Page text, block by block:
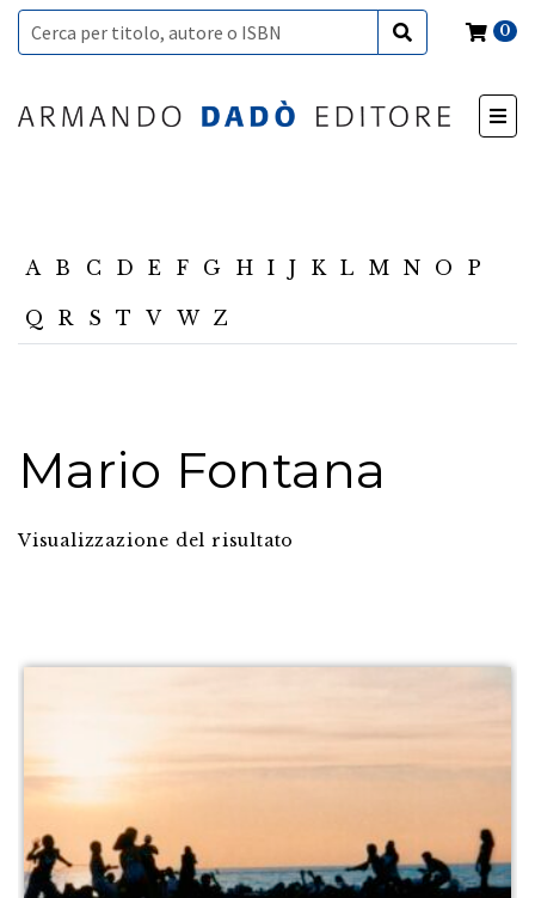
0
A B C D E F G H I J K L M N O P
Q R S T V W Z
Mario Fontana
Visualizzazione del risultato